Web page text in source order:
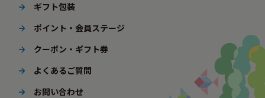
ギフト包装
ポイント・会員ステージ
クーポン・ギフト券
よくあるご質問
お問い合わせ